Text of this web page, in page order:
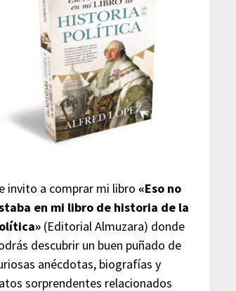
invito a comprar mi libro «Eso no
en mi libro de historia de la
(Editorial Almuzara) donde
descubrir un buen puñado de
anécdotas, biografías y
sorprendentes relacionados